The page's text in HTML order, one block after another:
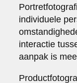
individuele
interactie
aanpak is